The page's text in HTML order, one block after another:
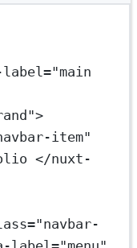
="main
>
item"
</nuxt-
="navbar-